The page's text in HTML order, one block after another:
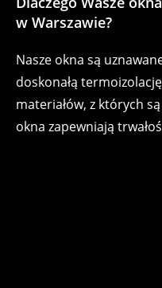
w Warszawie?
Nasze okna są
doskonałą
materiałów, z których
okna zapewniają